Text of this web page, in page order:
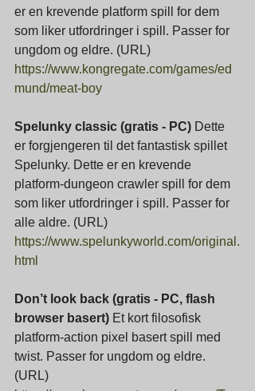
er en krevende platform spill for dem
som liker utfordringer i spill. Passer for
ungdom og eldre. (URL)
https://www.kongregate.com/games/ed
mund/meat-boy
Spelunky classic (gratis - PC) Dette
er forgjengeren til det fantastisk spillet
Spelunky. Dette er en krevende
platform-dungeon crawler spill for dem
som liker utfordringer i spill. Passer for
alle aldre. (URL)
https://www.spelunkyworld.com/original.
html
Don’t look back (gratis - PC, flash
browser basert) Et kort filosofisk
platform-action pixel basert spill med
twist. Passer for ungdom og eldre.
(URL)